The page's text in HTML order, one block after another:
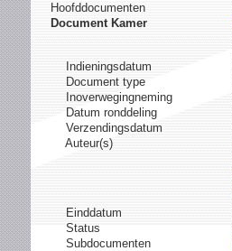
Hoofddocumenten
Document Kamer
Indieningsdatum
Document type
Inoverwegingneming
Datum ronddeling
Verzendingsdatum
Auteur(s)
Einddatum
Status
Subdocumenten